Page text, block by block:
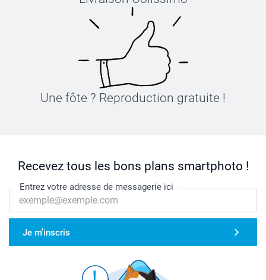
Une fôte ? Reproduction gratuite !
Recevez tous les bons plans smartphoto !
Entrez votre adresse de messagerie ici
Je m'inscris